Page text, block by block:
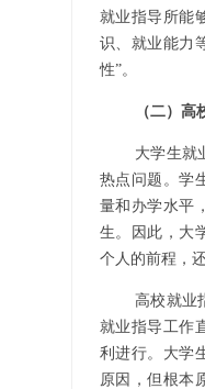
就业指导所能
识、就业能力
性”。
（二）
大学生就
热点问题。学
量和办学水平
生。因此，大
个人的前程，
高校就业
就业指导工作
利进行。大学
原因，但根本